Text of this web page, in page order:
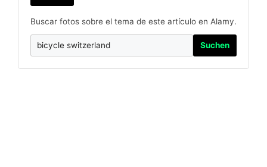
Buscar fotos sobre el tema de este artículo en Alamy.
Suchen